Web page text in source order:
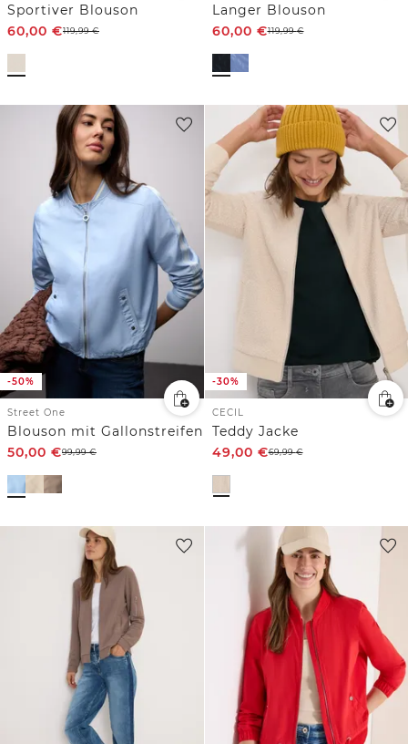
Sportiver Blouson
60,00 €119,99€
Langer Blouson
60,00 €119,99€
-50%
Street One
Blouson mit Gallonstreifen
50,00 €99,99€
-30%
CECIL
Teddy Jacke
49,00 €69,99€